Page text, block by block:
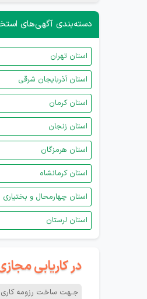
دسته‌بندی آگهی‌های
استان تهران
استان آذربایجان شرقی
استان کرمان
استان زنجان
استان هرمزگان
استان کرمانشاه
استان چهارمحال و بختیاری
استان لرستان
در کاریابی
جـهت ساخت رزومه کاری